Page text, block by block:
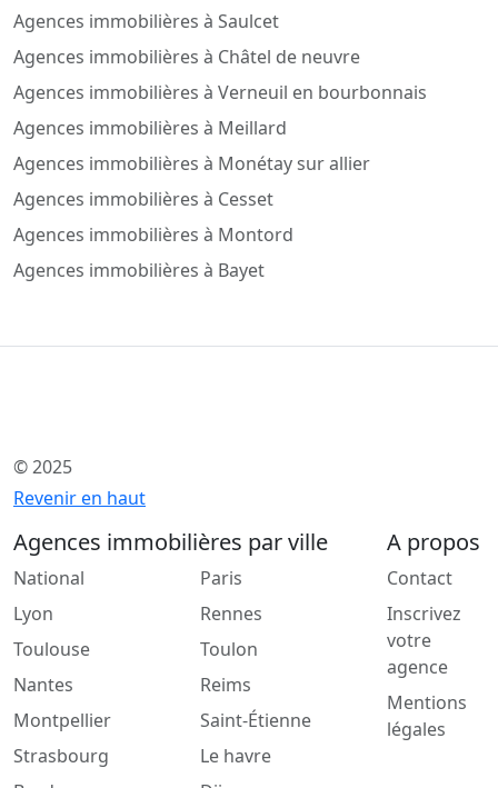
Agences immobilières à Saulcet
Agences immobilières à Châtel de neuvre
Agences immobilières à Verneuil en bourbonnais
Agences immobilières à Meillard
Agences immobilières à Monétay sur allier
Agences immobilières à Cesset
Agences immobilières à Montord
Agences immobilières à Bayet
© 2025
Revenir en haut
Agences immobilières par ville
National
Lyon
Toulouse
Nantes
Montpellier
Strasbourg
Paris
Rennes
Toulon
Reims
Saint-Étienne
Le havre
A propos
Contact
Inscrivez
votre
agence
Mentions
légales